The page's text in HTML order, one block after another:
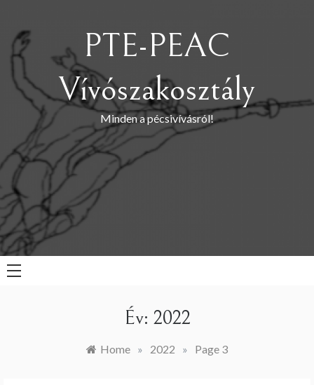
content
PTE-PEAC
Vívószakosztály
Minden a pécsivívásról!
Év: 2022
Home » 2022 » Page 3